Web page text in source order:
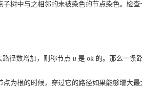
树中与之相邻的未被染色的节点染色。检
路径数增加，则称节点u 是 ok 的。那么一条
为根的时候，穿过它的路径如果能够增大